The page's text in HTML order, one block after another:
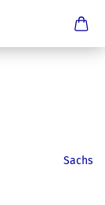
Sachs